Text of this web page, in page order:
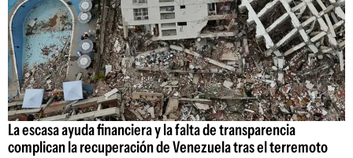
La escasa ayuda financiera y la falta de transparencia
complican la recuperación de Venezuela tras el terremoto